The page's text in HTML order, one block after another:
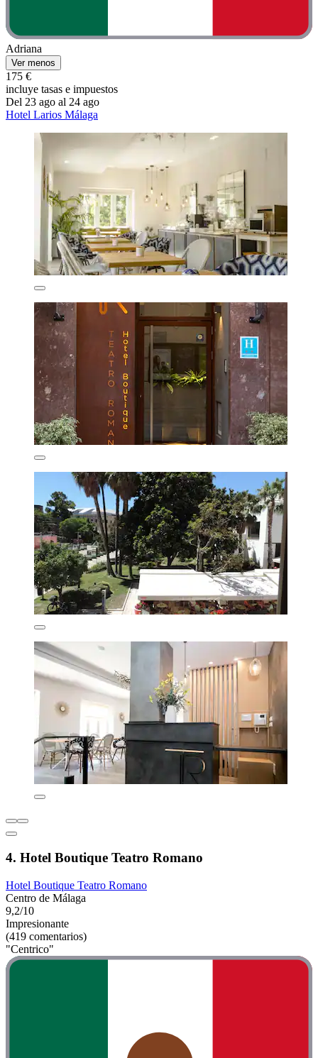
Adriana
Ver menos
175 €
incluye tasas e impuestos
Del 23 ago al 24 ago
Hotel Larios Málaga
4. Hotel Boutique Teatro Romano
Hotel Boutique Teatro Romano
Centro de Málaga
9,2/10
Impresionante
(419 comentarios)
"Centrico"